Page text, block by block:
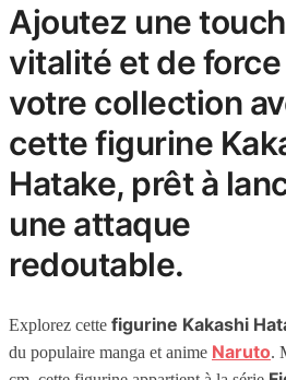
Ajoutez une
vitalité et de force
votre collection
cette figurine
Hatake, prêt à
une attaque
redoutable.
Explorez cette figurine Kakashi
du populaire manga et anime Naruto.